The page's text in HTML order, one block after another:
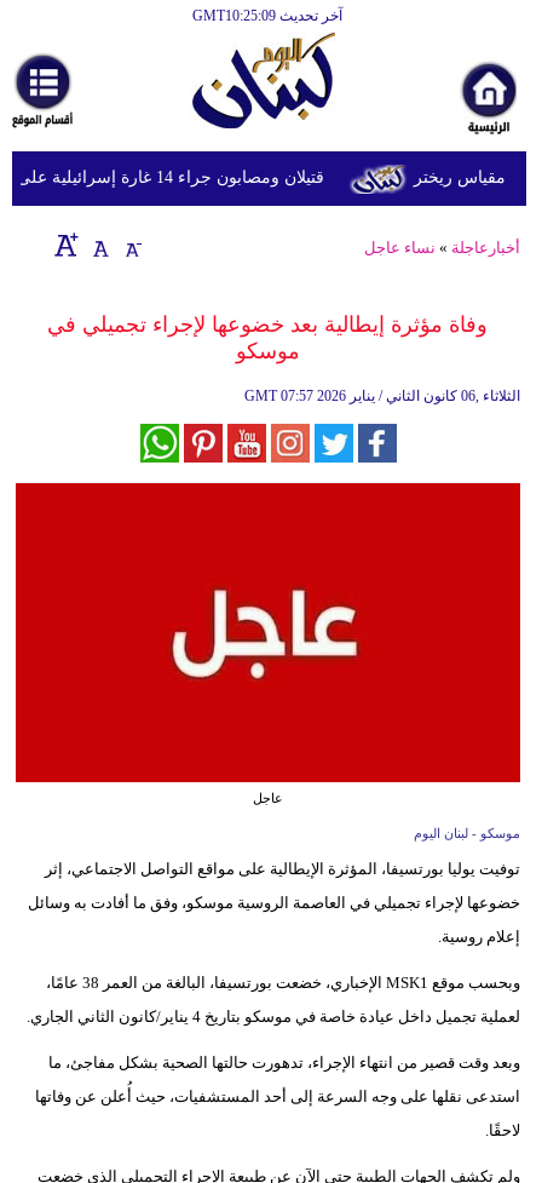
آخر تحديث GMT10:25:09
أخبارعاجلة
رياضة
ثقافة
إقتصاد
وموسيقى
أزياء
إسلامية
وتكنولوجيا
مدوَّنات
قتيلان ومصابون جراء 14 غارة إسرائيلية على شرق وجنوب لبنان
أخبارعاجلة » نساء عاجل
وفاة مؤثرة إيطالية بعد خضوعها لإجراء تجميلي في
موسكو
GMT 07:57 2026 الثلاثاء ,06 كانون الثاني / يناير
عاجل
موسكو - لبنان اليوم
توفيت يوليا بورتسيفا، المؤثرة الإيطالية على مواقع التواصل الاجتماعي، إثر
خضوعها لإجراء تجميلي في العاصمة الروسية موسكو، وفق ما أفادت به وسائل
إعلام روسية.
وبحسب موقع MSK1 الإخباري، خضعت بورتسيفا، البالغة من العمر 38 عامًا،
لعملية تجميل داخل عيادة خاصة في موسكو بتاريخ 4 يناير/كانون الثاني الجاري.
وبعد وقت قصير من انتهاء الإجراء، تدهورت حالتها الصحية بشكل مفاجئ، ما
استدعى نقلها على وجه السرعة إلى أحد المستشفيات، حيث أُعلن عن وفاتها
لاحقًا.
ولم تكشف الجهات الطبية حتى الآن عن طبيعة الإجراء التجميلي الذي خضعت